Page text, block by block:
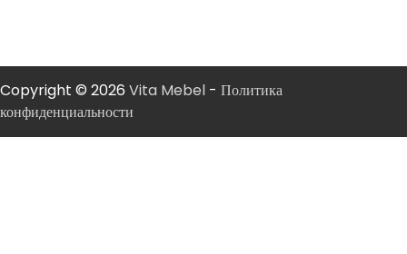
Copyright © 2026 Vita Mebel - Политика
конфиденциальности